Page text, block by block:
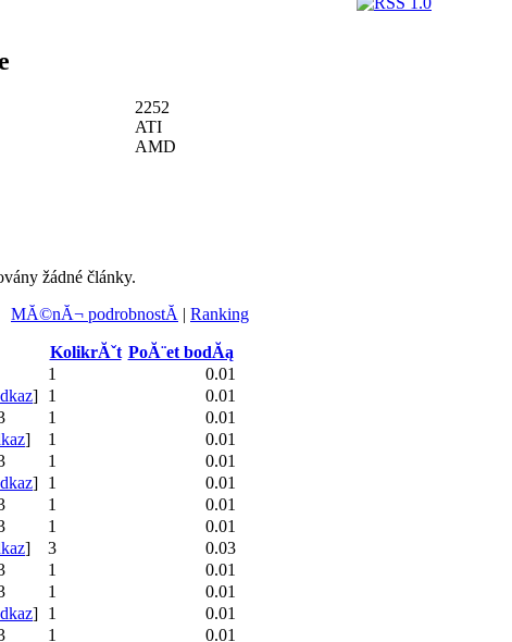
2252
ATI
AMD
žádné články.
MĂ©nĂ¬ podrobnostĂ­ | Ranking
KolikrĂˇt PoĂ¨et bodĂą
1
0.01
] 1
0.01
1
0.01
] 1
0.01
1
0.01
] 1
0.01
1
0.01
1
0.01
] 3
0.03
1
0.01
1
0.01
] 1
0.01
1 0.01